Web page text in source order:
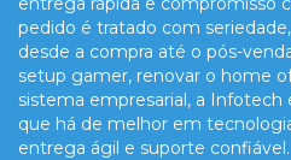
pedido é tratado com
desde a compra até o pós-
setup gamer, renovar o home
sistema empresarial, a Infotech
que há de melhor em
entrega ágil e suporte confiável.